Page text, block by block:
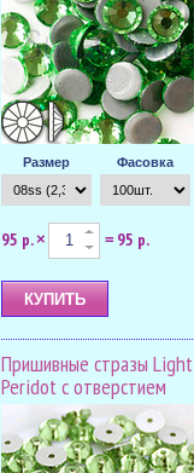
Размер Фасовка
95 р.× = 95 р.
Пришивные стразы Light
Peridot с отверстием